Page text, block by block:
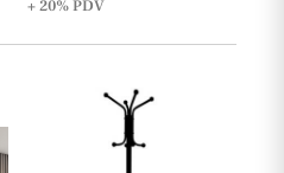
+ 20%PDV